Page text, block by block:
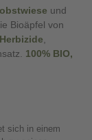
und
Bioäpfel von
Herbizide,
100% BIO,
sich in einem